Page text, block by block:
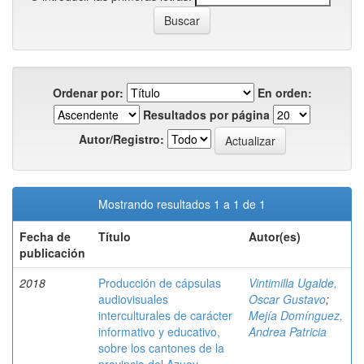
Ordenar por:
En orden:
Resultados por página
Autor/Registro:
Mostrando resultados 1 a 1 de 1
Fecha de
publicación
Título Autor(es)
2018
Producción de cápsulas
audiovisuales
interculturales de carácter
informativo y educativo,
sobre los cantones de la
Vintimilla Ugalde,
Oscar Gustavo;
Mejía Domínguez,
Andrea Patricia